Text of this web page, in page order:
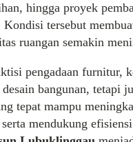
hingga proyek
Kondisi tersebut
ruangan semakin
pengadaan furnitur,
bangunan, tetapi
tepat mampu
mendukung